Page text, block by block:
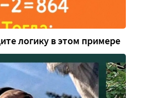
логику в этом примере